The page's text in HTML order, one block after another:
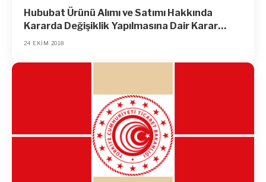
Hububat Ürünü Alımı ve Satımı Hakkında
Kararda Değişiklik Yapılmasına Dair Karar
(Karar Sayısı: 192)
24 EKIM 2018